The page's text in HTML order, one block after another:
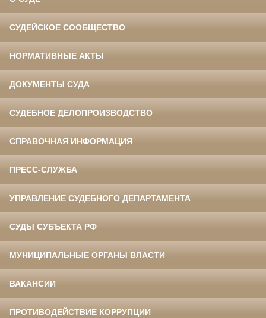
СУДЕЙСКОЕ СООБЩЕСТВО
НОРМАТИВНЫЕ АКТЫ
ДОКУМЕНТЫ СУДА
СУДЕБНОЕ ДЕЛОПРОИЗВОДСТВО
СПРАВОЧНАЯ ИНФОРМАЦИЯ
ПРЕСС-СЛУЖБА
УПРАВЛЕНИЕ СУДЕБНОГО ДЕПАРТАМЕНТА
СУДЫ СУБЪЕКТА РФ
МУНИЦИПАЛЬНЫЕ ОРГАНЫ ВЛАСТИ
ВАКАНСИИ
ПРОТИВОДЕЙСТВИЕ КОРРУПЦИИ